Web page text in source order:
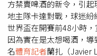
英國利物浦周邊也有布
其他女性朋友的身份購
朋友是旅居日本的經紀
高度關聯，涉及李鐵在
諸多高端引進內外援業
方禁賣啤酒的新令，引
地主隊卡達對戰，球迷
世界盃在開賽前48小時
因為實在是太想喝酒，
名體育記者蘭扎（Javier